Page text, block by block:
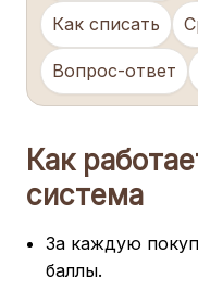
Как списать
Вопрос-ответ
Как
система
За каждую
баллы.